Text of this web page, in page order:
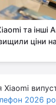
та інші
ціни
Xiaomi
2026